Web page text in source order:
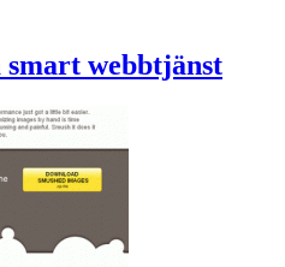
webbtjänst